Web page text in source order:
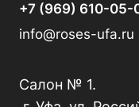
+7 (969) 610-05-
info@roses-ufa.ru
Салон № 1.